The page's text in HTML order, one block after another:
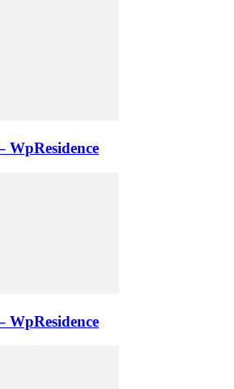
WpResidence
WpResidence